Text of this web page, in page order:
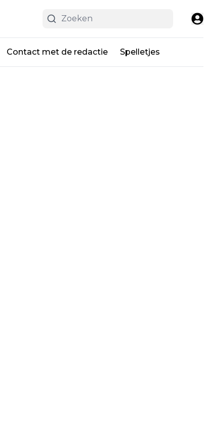
Contact met de redactie Spelletjes